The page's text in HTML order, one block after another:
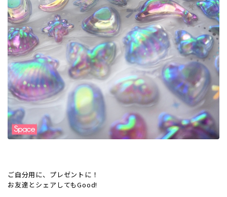
ご自分用に、プレゼントに！
お友達とシェアしてもGood!